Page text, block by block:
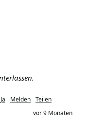
Ja Melden Teilen
vor 9 Monaten